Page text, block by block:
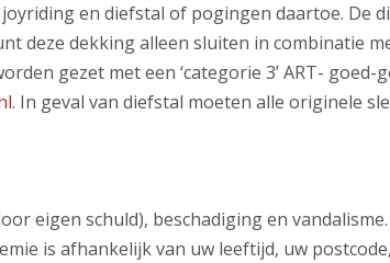
en diefstal of pogingen daartoe. De
deze dekking alleen sluiten in combinatie
gezet met een ‘categorie 3’ ART-
. In geval van diefstal moeten alle originele
eigen schuld), beschadiging en
is afhankelijk van uw leeftijd, uw